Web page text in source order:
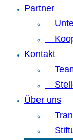
Partner
Kontakt
Über uns